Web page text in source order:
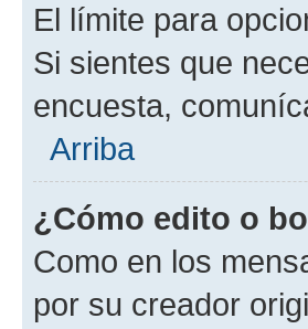
El límite para
Si sientes que
encuesta,
Arriba
¿Cómo edito o
Como en los
por su creador